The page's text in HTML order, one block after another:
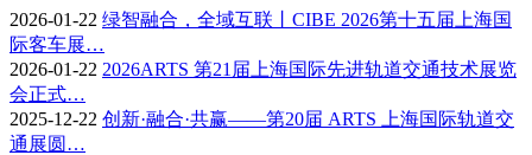
2026-01-22 绿智融合，全域互联丨CIBE 2026第十五届上海国
际客车展…
2026-01-22 2026ARTS 第21届上海国际先进轨道交通技术展览
会正式…
2025-12-22 创新·融合·共赢——第20届 ARTS 上海国际轨道交
通展圆…